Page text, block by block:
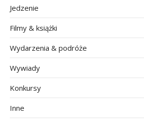
Jedzenie
Filmy & książki
Wydarzenia & podróże
Wywiady
Konkursy
Inne